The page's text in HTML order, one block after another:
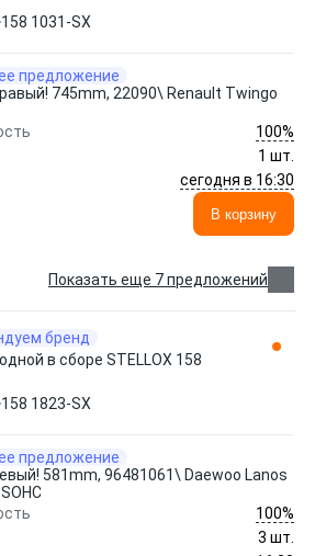
158 1031-SX
предложение
745mm, 22090\ Renault Twingo
100%
1 шт.
сегодня в 16:30
В корзину
Показать еще 7 предложений
бренд
в сборе STELLOX 158
158 1823-SX
предложение
581mm, 96481061\ Daewoo Lanos
100%
3 шт.